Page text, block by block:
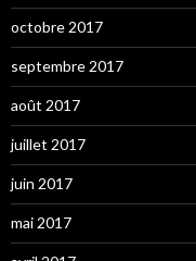
octobre 2017
septembre 2017
août 2017
juillet 2017
juin 2017
mai 2017